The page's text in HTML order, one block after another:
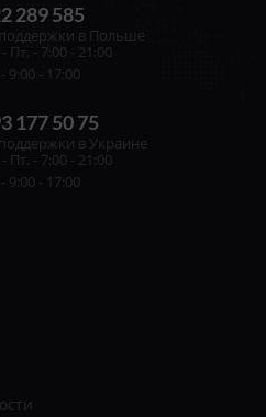
289 585
в Польше
Пт. - 7:00 - 21:00
9:00 - 17:00
177 50 75
в Украине
Пт. - 7:00 - 21:00
9:00 - 17:00